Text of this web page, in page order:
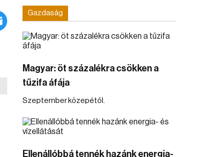
Gazdaság
Magyar: öt százalékra csökken a
tűzifa áfája
Szeptember közepétől.
Ellenállóbbá tennék hazánk energia-